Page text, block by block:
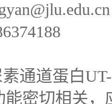
通道蛋白
能密切相关